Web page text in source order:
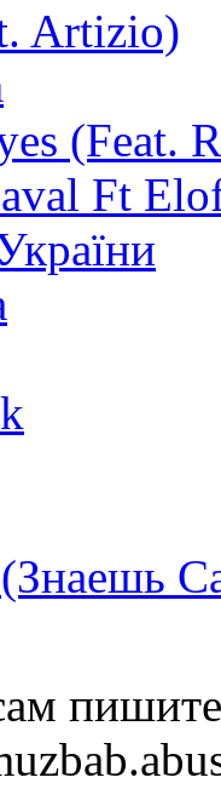
Artizio)
(Feat.
Ft